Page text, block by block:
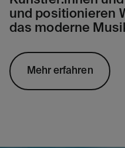
und positionieren
das moderne
Mehr erfahren